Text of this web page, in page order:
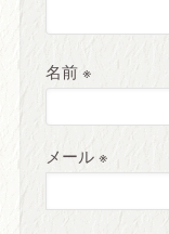
名前※
メール※